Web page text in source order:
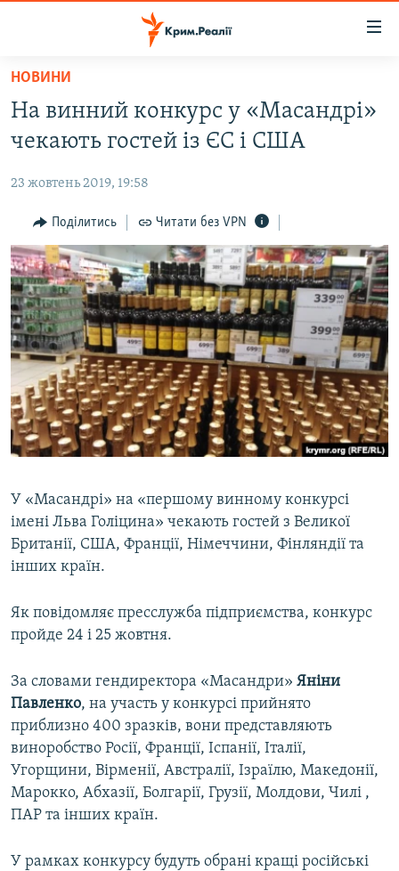
Перейти
основного
матеріалу
до
навігації
Перейти
до
пошуку
ПОЛІТИКА
БЛОГИ
ПОГЛЯД
ІНТЕРВ'Ю
ВСЕ ЗА ДЕНЬ
СПЕЦПРОЕКТИ
ДЕПОРТАЦІЯ
ВІДЕОУРОКИ «ELIFBE»
СВІДЧЕННЯ ОКУПАЦІЇ
ІНФОГРАФІКА
ЯК ОБІЙТИ БЛОКУВАННЯ
Русский
Qırımtatar
ДОЛУЧАЙСЯ!
НОВИНИ
На винний конкурс у «Масандрі»
чекають гостей із ЄС і США
23 жовтень 2019, 19:58
Поділитись Читати без VPN
У «Масандрі» на «першому винному конкурсі
імені Льва Голіцина» чекають гостей з Великої
Британії, США, Франції, Німеччини, Фінляндії та
інших країн.
Як повідомляє пресслужба підприємства, конкурс
пройде 24 і 25 жовтня.
За словами гендиректора «Масандри» Яніни
Павленко, на участь у конкурсі прийнято
приблизно 400 зразків, вони представляють
виноробство Росії, Франції, Іспанії, Італії,
Угорщини, Вірменії, Австралії, Ізраїлю, Македонії,
Марокко, Абхазії, Болгарії, Грузії, Молдови, Чилі ,
ПАР та інших країн.
У рамках конкурсу будуть обрані кращі російські